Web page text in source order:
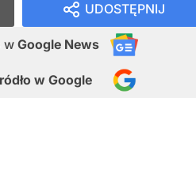
UDOSTĘPNIJ
w Google News
w Google